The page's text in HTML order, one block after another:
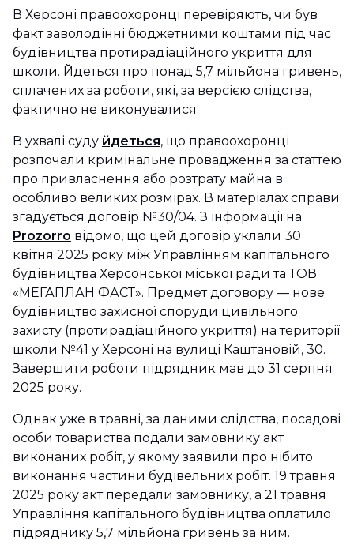
В Херсоні правоохоронці перевіряють, чи був
факт заволодінні бюджетними коштами під час
будівництва протирадіаційного укриття для
школи. Йдеться про понад 5,7 мільйона гривень,
сплачених за роботи, які, за версією слідства,
фактично не виконувалися.
В ухвалі суду йдеться, що правоохоронці
розпочали кримінальне провадження за статтею
про привласнення або розтрату майна в
особливо великих розмірах. В матеріалах справи
згадується договір №30/04. З інформації на
Prozorro відомо, що цей договір уклали 30
квітня 2025 року між Управлінням капітального
будівництва Херсонської міської ради та ТОВ
«МЕГАПЛАН ФАСТ». Предмет договору — нове
будівництво захисної споруди цивільного
захисту (протирадіаційного укриття) на території
школи №41 у Херсоні на вулиці Каштановій, 30.
Завершити роботи підрядник мав до 31 серпня
2025 року.
Однак уже в травні, за даними слідства, посадові
особи товариства подали замовнику акт
виконаних робіт, у якому заявили про нібито
виконання частини будівельних робіт. 19 травня
2025 року акт передали замовнику, а 21 травня
Управління капітального будівництва оплатило
підряднику 5,7 мільйона гривень за ним.